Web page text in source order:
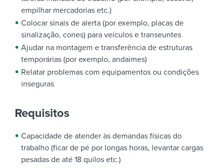
empilhar mercadorias etc.)
Colocar sinais de alerta (por exemplo, placas de
sinalização, cones) para veículos e transeuntes
Ajudar na montagem e transferência de estruturas
temporárias (por exemplo, andaimes)
Relatar problemas com equipamentos ou condições
inseguras
Requisitos
Capacidade de atender às demandas físicas do
trabalho (ficar de pé por longas horas, levantar cargas
pesadas de até 18 quilos etc.)